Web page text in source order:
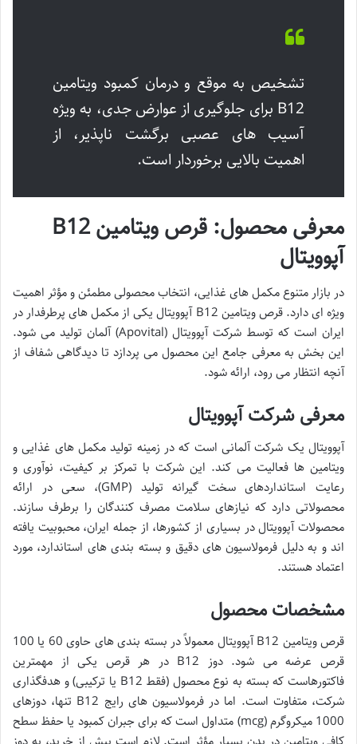
تشخیص به موقع و درمان کمبود ویتامین
B12 برای جلوگیری از عوارض جدی، به ویژه
آسیب های عصبی برگشت ناپذیر، از
اهمیت بالایی برخوردار است.
معرفی محصول: قرص ویتامین B12
آپوویتال
در بازار متنوع مکمل های غذایی، انتخاب محصولی مطمئن و مؤثر اهمیت
ویژه ای دارد. قرص ویتامین B12 آپوویتال یکی از مکمل های پرطرفدار در
ایران است که توسط شرکت آپوویتال (Apovital) آلمان تولید می شود.
این بخش به معرفی جامع این محصول می پردازد تا دیدگاهی شفاف از
آنچه انتظار می رود، ارائه شود.
معرفی شرکت آپوویتال
آپوویتال یک شرکت آلمانی است که در زمینه تولید مکمل های غذایی و
ویتامین ها فعالیت می کند. این شرکت با تمرکز بر کیفیت، نوآوری و
رعایت استانداردهای سخت گیرانه تولید (GMP)، سعی در ارائه
محصولاتی دارد که نیازهای سلامت مصرف کنندگان را برطرف سازند.
محصولات آپوویتال در بسیاری از کشورها، از جمله ایران، محبوبیت یافته
اند و به دلیل فرمولاسیون های دقیق و بسته بندی های استاندارد، مورد
اعتماد هستند.
مشخصات محصول
قرص ویتامین B12 آپوویتال معمولاً در بسته بندی های حاوی 60 یا 100
قرص عرضه می شود. دوز B12 در هر قرص یکی از مهمترین
فاکتورهاست که بسته به نوع محصول (فقط B12 یا ترکیبی) و هدفگذاری
شرکت، متفاوت است. اما در فرمولاسیون های رایج B12 تنها، دوزهای
1000 میکروگرم (mcg) متداول است که برای جبران کمبود یا حفظ سطح